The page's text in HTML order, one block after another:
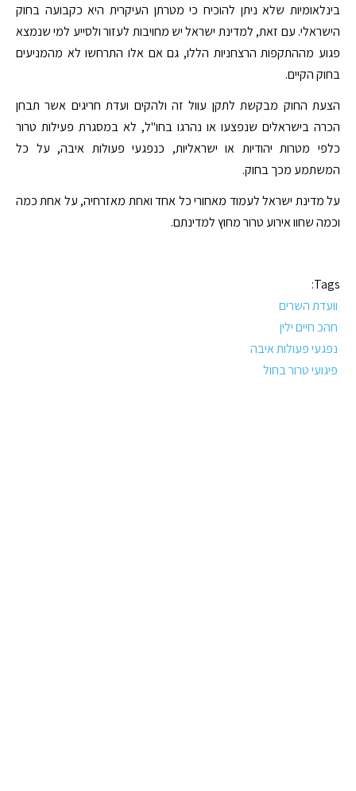
בינלאומיות שלא ניתן להוכיח כי מטרתן העיקרית היא כקבועה בחוק
הישראלי. עם זאת, למדינת ישראל יש מחויבות לעזור ולסייע למי שנמצא
פגוע מההתקפות הרצחניות הללו, גם אם אלו התרחשו לא מהמניעים
בחוק הקיים.
הצעת החוק מבקשת לתקן עוול זה ולהקים ועדת חריגים אשר תבחן
הכרה בישראלים שנפצעו או נהרגו בחו"ל, לא במסגרת פעילות טרור
כלפי מטרות יהודיות או ישראליות, כנפגעי פעולות איבה, על כל
המשתמע מכך בחוק.
על מדינת ישראל לעמוד מאחורי כל אחד ואחת מאזרחיה, על אחת כמה
וכמה שחוו אירוע טרור מחוץ למדינתם.
Tags:
וועדת השרים
חהכ חיים ילין
נפגעי פעולות איבה
פיגועי טרור בחול